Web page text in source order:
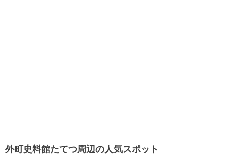
外町史料館たてつ周辺の人気スポット